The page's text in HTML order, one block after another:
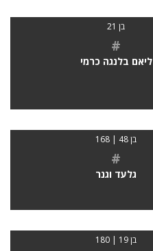
בן 21
#
ליאם בלנגה כרמי
בן 48 | 168
#
גלעד וגנר
בן 19 | 180